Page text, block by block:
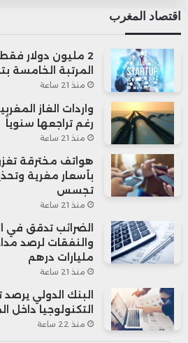
اقتصاد المغرب
2 مليون دولار
المرتبة الخامسة
منذ 21 ساعة
رغم تراجعها سنوياً
منذ 21 ساعة
هواتف مخترقة
بأسعار مغرية
تجسس
منذ 21 ساعة
الضرائب تدقق في
مليارات درهم
منذ 21 ساعة
البنك الدولي
التكنولوجيا داخل
منذ 22 ساعة